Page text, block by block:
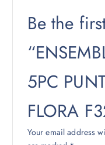
Be the
5PC
FLORA
Your email address